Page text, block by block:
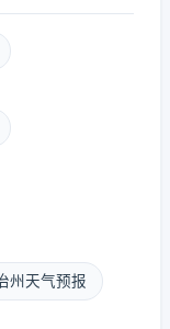
州天气预报